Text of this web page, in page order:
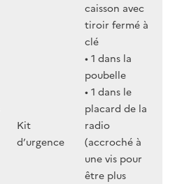
Kit
d’urgence
caisson avec
tiroir fermé à
clé
• 1 dans la
poubelle
• 1 dans le
placard de la
radio
(accroché à
une vis pour
être plus